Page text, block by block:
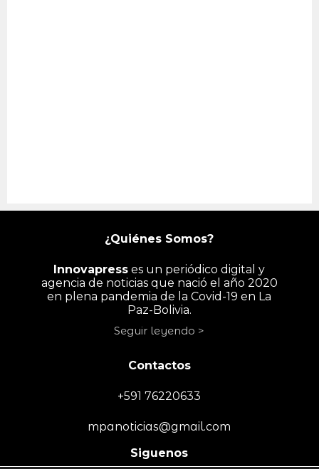
¿Quiénes Somos?
Innovapress es un periódico digital y
agencia de noticias que nació el año 2020
en plena pandemia de la Covid-19 en La
Paz-Bolivia.
Seguir leyendo >
Contactos
+591 76220633
mpanoticias@gmail.com
Siguenos